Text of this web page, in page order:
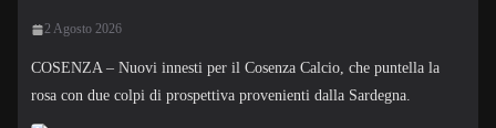
2 Agosto 2026
COSENZA – Nuovi innesti per il Cosenza Calcio, che puntella la
rosa con due colpi di prospettiva provenienti dalla Sardegna.